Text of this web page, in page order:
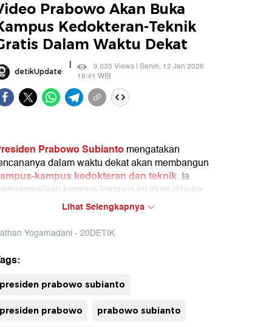
Prabowo Akan Buka
Kedokteran-Teknik
Dalam Waktu Dekat
detikUpdate |
9,035 Views | Senin, 12 Jan 2026
18:41 WIB
Prabowo Subiantomengatakan
dalam waktu dekat akan membangun
kampus kedokteran dan teknik. Ia
kampus-kampus ini akan dibuka
untuk semua anak-anak indonesia dan gratis.
juga menegaskan pendidikan adalah
paling benar untuk menghilangkan
Lihat Selengkapnya
Yogamadani - 20DETIK
presiden prabowo subianto
presiden prabowo prabowo subianto